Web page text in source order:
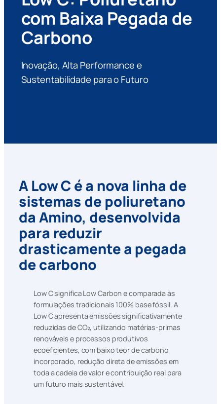
com Baixa Pegada de
Carbono
Inovação, Alta Performance e
Sustentabilidade para o Futuro
A Low C é a nova linha de
sistemas de poliuretano
da Amino, desenvolvida
para reduzir
drasticamente a pegada
de carbono
Low C significa Low Carbon e comparada às
formulações tradicionais 100% base fóssil. A
Low C apresenta emissões significativamente
reduzidas de CO₂, utilizando matérias-primas
renováveis e processos produtivos
ecoeficientes, com baixo teor de carbono
incorporado, redução direta de emissões em
toda a cadeia de valor e contribuição real para
um futuro mais sustentável.